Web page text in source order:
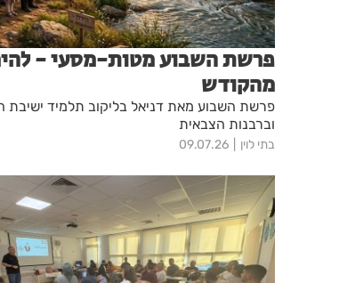
פרשת השבוע מטות-מסעי -
מהקודש
פרשת השבוע מאת דניאל בליקוב תלמיד ישיבת
וברבנות הצבאית
בתי לוין 09.07.26